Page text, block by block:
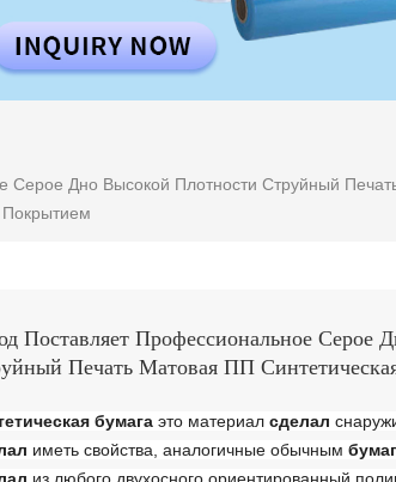
Серое Дно Высокой Плотности Струйный
Покрытием
Поставляет Профессиональное Серое
Печать Матовая ПП
бумагаэто материалсделал
иметь свойства, аналогичные обычным
из любого двухосного ориентированный